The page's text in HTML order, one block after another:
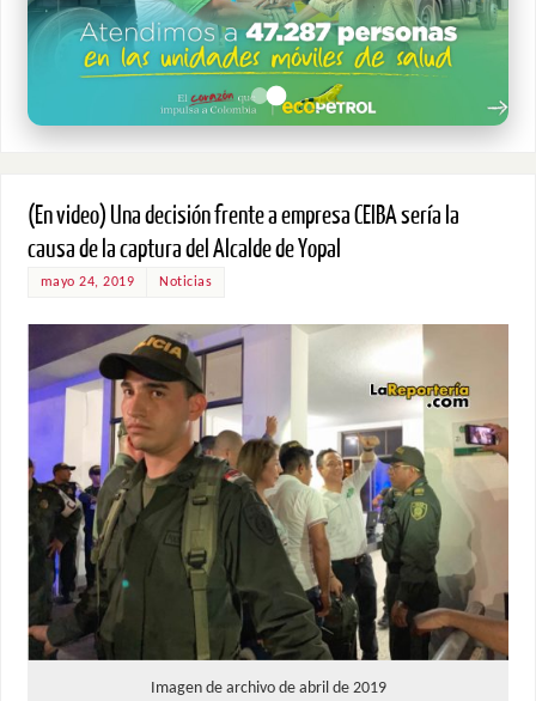
(En video) Una decisión frente a empresa CEIBA sería la
causa de la captura del Alcalde de Yopal
mayo 24, 2019 Noticias
Imagen de archivo de abril de 2019